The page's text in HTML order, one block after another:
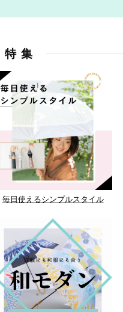
集
毎日使えるシンプルスタイル